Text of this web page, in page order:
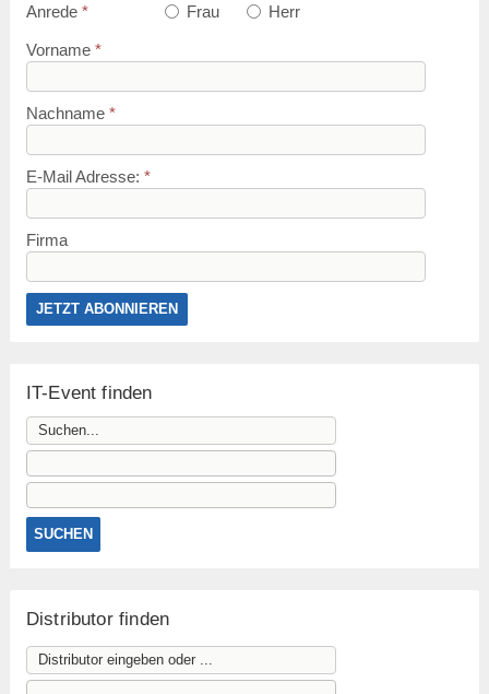
Anrede * Frau Herr
Vorname *
Nachname *
E-Mail Adresse: *
Firma
IT-Event finden
Distributor finden